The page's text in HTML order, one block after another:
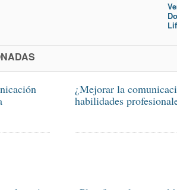
¿Mejorar la
habilidades